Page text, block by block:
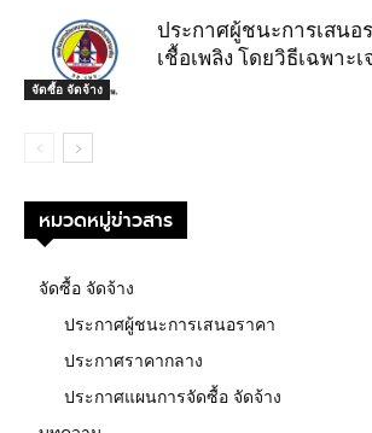
จัดซื้อ จัดจ้าง
ประกาศผู้ชนะการเสน
เชื้อเพลิง โดยวิธีเฉพาะเ
หมวดหมู่ข่าวสาร
จัดซื้อ จัดจ้าง
ประกาศผู้ชนะการเสนอราคา
ประกาศราคากลาง
ประกาศแผนการจัดซื้อ จัดจ้าง